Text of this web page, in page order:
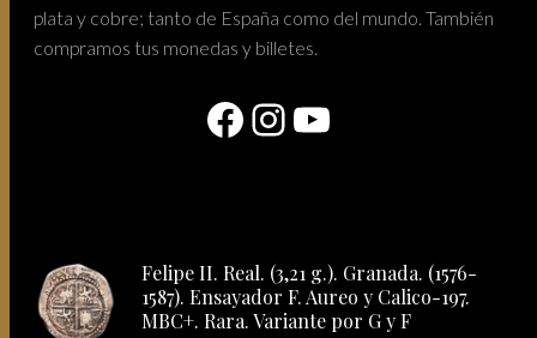
plata y cobre; tanto de España como del mundo. También
compramos tus monedas y billetes.
Facebook
Instagram
YouTube
Felipe II. Real. (3,21 g.). Granada. (1576-
1587). Ensayador F. Aureo y Calico-197.
MBC+. Rara. Variante por G y F